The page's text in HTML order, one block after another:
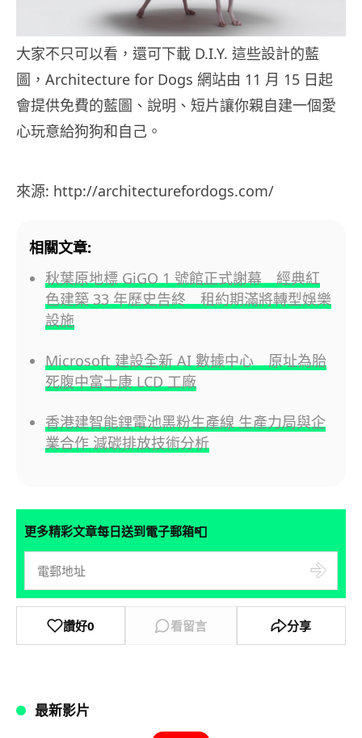
大家不只可以看，還可下載 D.I.Y. 這些設計的藍
圖，Architecture for Dogs 網站由 11 月 15 日起
會提供免費的藍圖、說明、短片讓你親自建一個愛
心玩意給狗狗和自己。
來源: http://architecturefordogs.com/
相關文章:
秋葉原地標 GiGO 1 號館正式謝幕 經典紅
色建築 33 年歷史告終 租約期滿將轉型娛樂
設施
Microsoft 建設全新 AI 數據中心 原址為胎
死腹中富士康 LCD 工廠
香港建智能鋰電池黑粉生產線 生產力局與企
業合作 減碳排放技術分析
更多精彩文章每日送到電子郵箱📮
讚好0 看留言 分享
最新影片